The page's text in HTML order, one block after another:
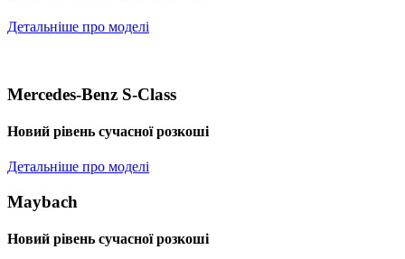
Детальніше про моделі
Mercedes-Benz S-Class
Новий рівень сучасної розкоші
Детальніше про моделі
Maybach
Новий рівень сучасної розкоші